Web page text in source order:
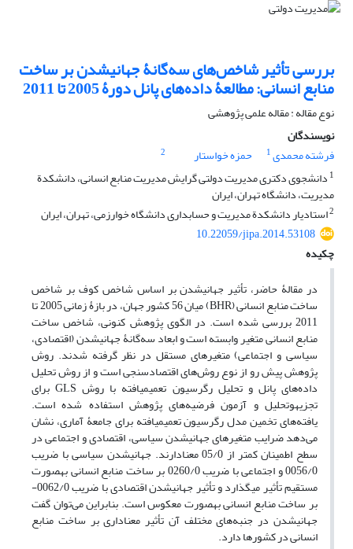
بررسی تأثیر شاخص‌های سه‌گانۀ جهانی‎شدن بر ساخت
منابع انسانی: مطالعۀ داده‌های پانل دورۀ 2005 تا 2011
نوع مقاله : مقاله علمی پژوهشی
نویسندگان
فرشته محمدی1 حمزه خواستار
2
1 دانشجوی دکتری مدیریت دولتی گرایش مدیریت منابع انسانی، دانشکدة
مدیریت، دانشگاه تهران، ایران
2استادیار دانشکدة مدیریت و حسابداری دانشگاه خوارزمی، تهران، ایران
10.22059/jipa.2014.53108
چکیده
در مقالۀ حاضر، تأثیر جهانی‎شدن بر اساس شاخص کوف بر شاخص
ساخت منابع انسانی (BHR) میان 56 کشور جهان، در بازۀ زمانی 2005 تا
2011 بررسی شده است. در الگوی پژوهش کنونی، شاخص ساخت
منابع انسانی متغیر وابسته است و ابعاد سه‌گانۀ جهانی‎شدن (اقتصادی،
سیاسی و اجتماعی) متغیرهای مستقل در نظر گرفته شدند. روش
پژوهش پیش رو از نوع روش‌های اقتصادسنجی است و از روش تحلیل
داده‌های پانل و تحلیل رگرسیون تعمیم‎یافته با روش GLS برای
تجزیه‎وتحلیل و آزمون فرضیه‌های پژوهش استفاده شده است.
یافته‌های تخمین مدل رگرسیون تعمیم‎یافته برای جامعۀ آماری، نشان
می‌دهد ضرایب متغیرهای جهانی‎شدن سیاسی، اقتصادی و اجتماعی در
سطح اطمینان کمتر از 05/0 معنادارند. جهانی‎شدن سیاسی با ضریب
0056/0 و اجتماعی با ضریب 0260/0 بر ساخت منابع انسانی به‎صورت
مستقیم تأثیر می‎گذارد و تأثیر جهانی‎شدن اقتصادی با ضریب 0062/0-
بر ساخت منابع انسانی به‎صورت معکوس است. بنابراین می‌توان گفت
جهانی‎شدن در جنبه‌های مختلف آن تأثیر معناداری بر ساخت منابع
انسانی در کشورها دارد.